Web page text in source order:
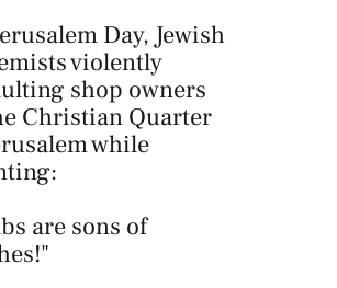
Day, Jewish
violently
shop owners
Christian Quarter
while
are sons of